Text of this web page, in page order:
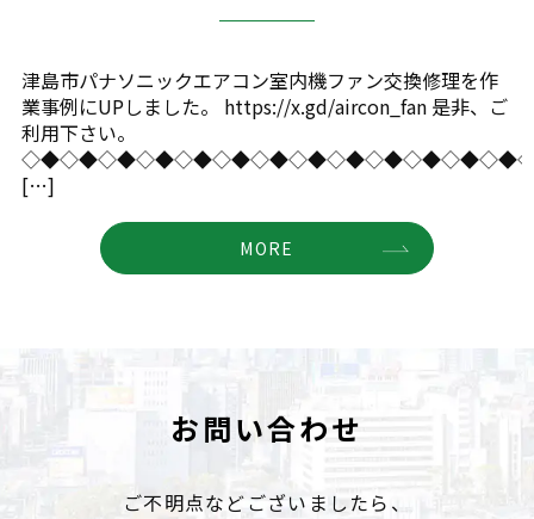
津島市パナソニックエアコン室内機ファン交換修理を作
業事例にUPしました。 https://x.gd/aircon_fan 是非、ご
利用下さい。
[…]
MORE
お問い合わせ
ご不明点などございましたら、